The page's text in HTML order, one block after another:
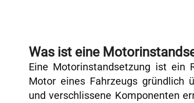
Was ist eine
Eine Motorinstandsetzung ist ein
Motor eines Fahrzeugs gründlich
und verschlissene Komponenten